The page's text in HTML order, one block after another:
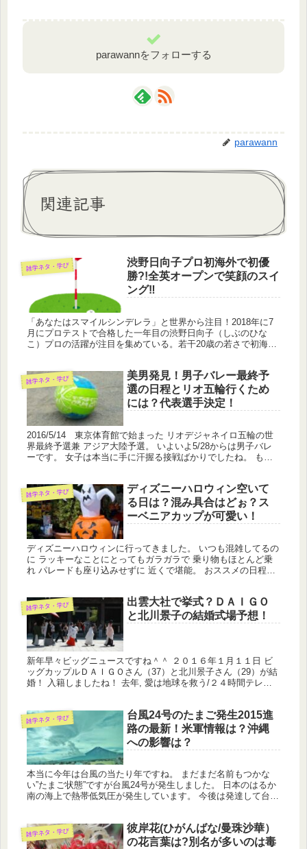
parawannをフォローする
parawann
関連記事
雑学ネタ・学び
渋野日向子プロ初海外で初優
勝?!全英オープンで笑顔のスイ
ング‼
「あなたはスマイルシンデレラ」と世界から注目！2018年に7
月にプロテストで合格した一年目の渋野日向子（しぶのひな
こ）プロの活躍が注目を集めている。若干20歳の若さで初海外
雑学ネタ・学び
美男発見！男子バレー最終予
選の日程とリオ五輪行くため
には？代表選手決定！
2016/5/14 東京体育館で始まった リオデジャネイロ五輪の世
界最終予選兼 アジア大陸予選。 いよいよ5/28からは男子バレ
ーです。 女子は本当に手に汗握る接戦ばかりでしたね。 もち
雑学ネタ・学び
ディズニーハロウィン空いて
る日は？混み具合はどぉ？ス
ーベニアカップが可愛い！
ディズニーハロウィンに行ってきました。 いつも混雑してるの
に ラッキーなことにとってもガラガラで 乗り物もほとんど乗
れ パレードも座り込みせずに 近くで堪能。 おススメの日程が
雑学ネタ・学び
出雲大社で挙式？ＤＡＩＧＯ
と北川景子の結婚式場予想！
新年早々ビッグニュースですね＾＾ ２０１６年１月１１日 ビ
ッグカップルＤＡＩＧＯさん（37）と北川景子さん（29）が結
婚！ 入籍しましたね！ 去年, 愛は地球を救う/２４時間テレビ
雑学ネタ・学び
台風24号のたまご発生2015進
路の最新！米軍情報は？沖縄
への影響は？
本当に今年は台風の当たり年ですね。 まだまだ名前もつかな
い”たまご状態”ですが台風24号が発生しました。 日本のはるか
南の海上で熱帯低気圧が発生しています。 今後は発達して台風
雑学ネタ・学び
彼岸花(ひがんばな/曼珠沙華）
の花言葉は?別名が多いのは毒